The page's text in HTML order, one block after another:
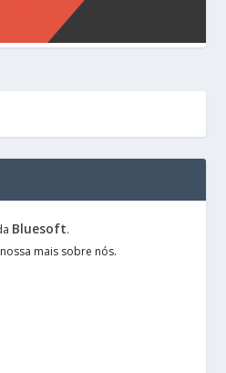
Bluesoft.
mais sobre nós.